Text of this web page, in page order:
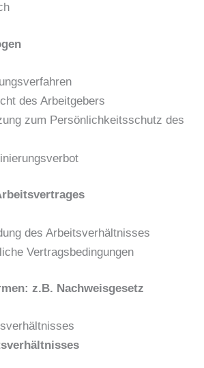
des Arbeitgebers
zum Persönlichkeitsschutz des
des Arbeitsverhältnisses
Vertragsbedingungen
z.B. Nachweisgesetz